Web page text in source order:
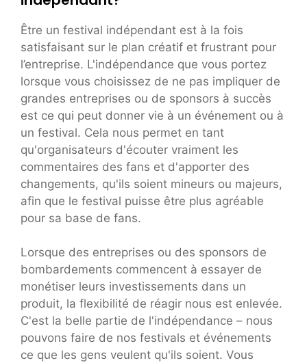
Être un festival indépendant est à la fois
satisfaisant sur le plan créatif et frustrant pour
l’entreprise. L'indépendance que vous portez
lorsque vous choisissez de ne pas impliquer de
grandes entreprises ou de sponsors à succès
est ce qui peut donner vie à un événement ou à
un festival. Cela nous permet en tant
qu'organisateurs d'écouter vraiment les
commentaires des fans et d'apporter des
changements, qu'ils soient mineurs ou majeurs,
afin que le festival puisse être plus agréable
pour sa base de fans.
Lorsque des entreprises ou des sponsors de
bombardements commencent à essayer de
monétiser leurs investissements dans un
produit, la flexibilité de réagir nous est enlevée.
C'est la belle partie de l'indépendance – nous
pouvons faire de nos festivals et événements
ce que les gens veulent qu'ils soient. Vous